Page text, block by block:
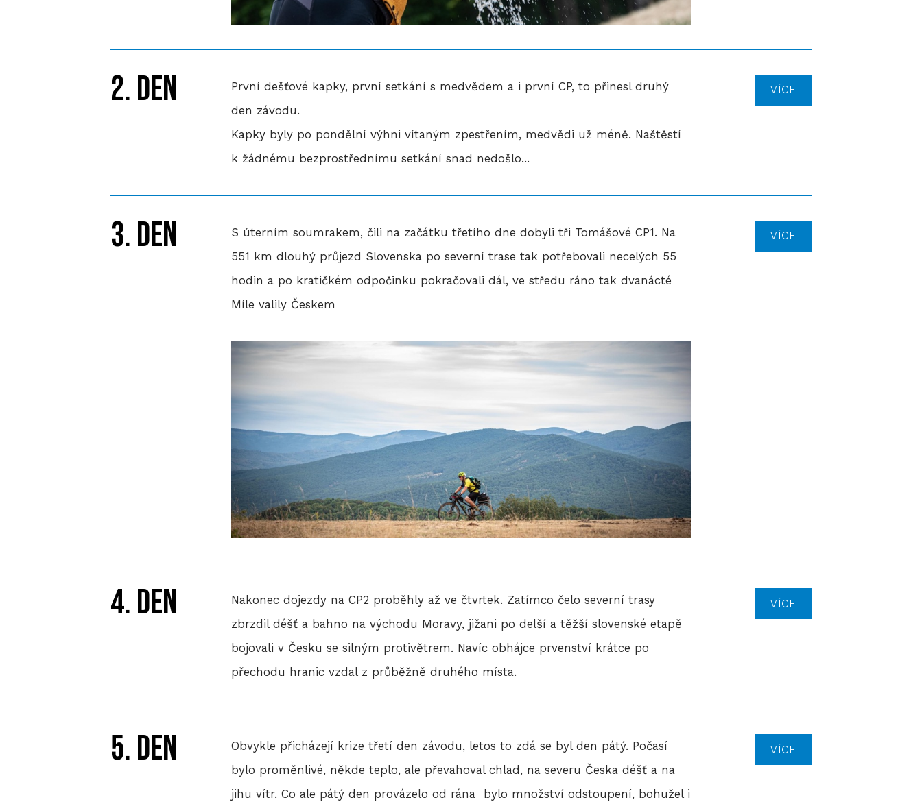
2. den
První dešťové kapky, první setkání s medvědem a i první CP, to přinesl druhý
den závodu.
Kapky byly po pondělní výhni vítaným zpestřením, medvědi už méně. Naštěstí
k žádnému bezprostřednímu setkání snad nedošlo...
VÍCE
3. den
S úterním soumrakem, čili na začátku třetího dne dobyli tři Tomášové CP1. Na
551 km dlouhý průjezd Slovenska po severní trase tak potřebovali necelých 55
hodin a po kratičkém odpočinku pokračovali dál, ve středu ráno tak dvanácté
Míle valily Českem
VÍCE
4. den
Nakonec dojezdy na CP2 proběhly až ve čtvrtek. Zatímco čelo severní trasy
zbrzdil déšť a bahno na východu Moravy, jižani po delší a těžší slovenské etapě
bojovali v Česku se silným protivětrem. Navíc obhájce prvenství krátce po
přechodu hranic vzdal z průběžně druhého místa.
VÍCE
5. den
Obvykle přicházejí krize třetí den závodu, letos to zdá se byl den pátý. Počasí
bylo proměnlivé, někde teplo, ale převahoval chlad, na severu Česka déšť a na
jihu vítr. Co ale pátý den provázelo od rána bylo množství odstoupení, bohužel i
VÍCE